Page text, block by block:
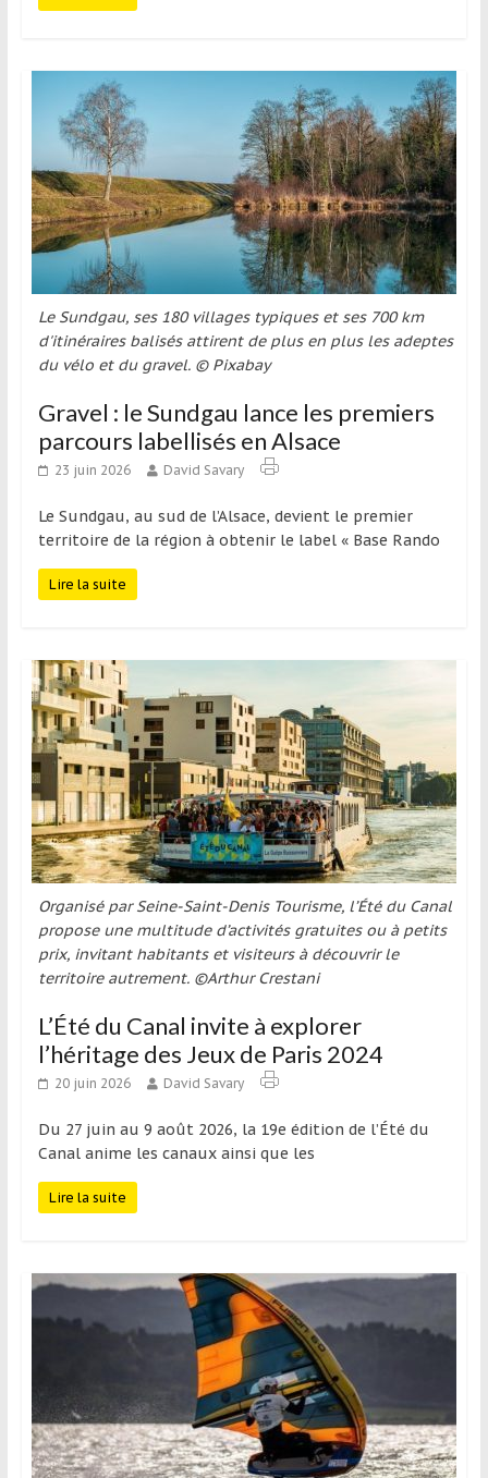
Le Sundgau, ses 180 villages typiques et ses 700 km
d'itinéraires balisés attirent de plus en plus les adeptes
du vélo et du gravel. © Pixabay
Gravel : le Sundgau lance les premiers
parcours labellisés en Alsace
23 juin 2026 David Savary
Le Sundgau, au sud de l’Alsace, devient le premier
territoire de la région à obtenir le label « Base Rando
Lire la suite
Organisé par Seine-Saint-Denis Tourisme, l’Été du Canal
propose une multitude d’activités gratuites ou à petits
prix, invitant habitants et visiteurs à découvrir le
territoire autrement. ©Arthur Crestani
L’Été du Canal invite à explorer
l’héritage des Jeux de Paris 2024
20 juin 2026 David Savary
Du 27 juin au 9 août 2026, la 19e édition de l’Été du
Canal anime les canaux ainsi que les
Lire la suite